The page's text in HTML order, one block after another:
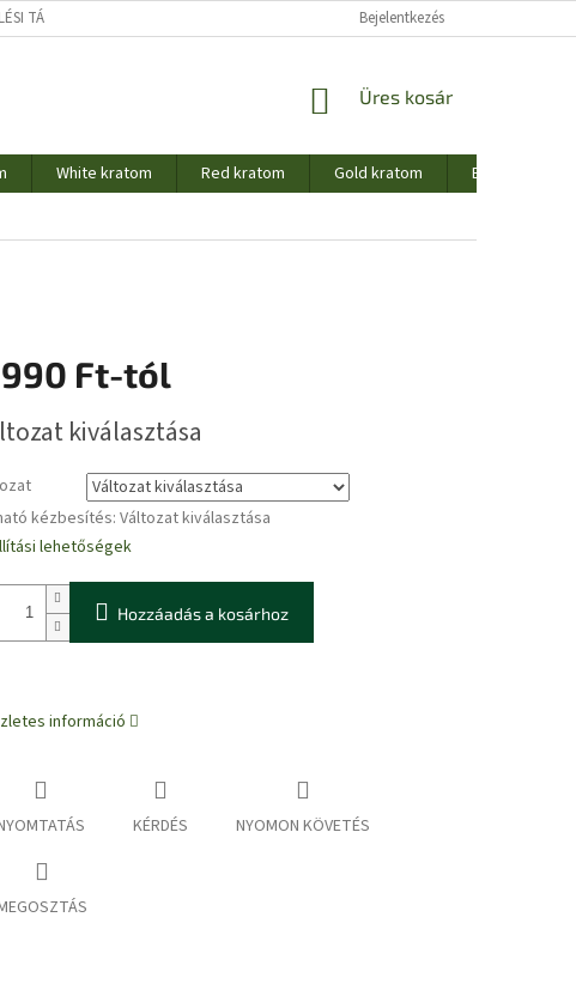
TÁJÉKOZTATÓ Bejelentkezés
KOSÁR
Üres kosár
White kratom Red kratom Gold kratom
Borneo
Ft-tól
kiválasztása
kézbesítés:Változat kiválasztása
lehetőségek
Hozzáadás a kosárhoz
információ
KÉRDÉS NYOMON KÖVETÉS